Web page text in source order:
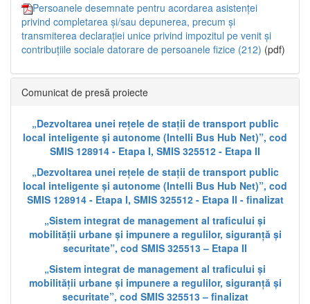
Persoanele desemnate pentru acordarea asistenței
privind completarea și/sau depunerea, precum și
transmiterea declarației unice privind impozitul pe venit și
contribuțiile sociale datorare de persoanele fizice (212) (pdf)
Comunicat de presă proiecte
„Dezvoltarea unei rețele de stații de transport public
local inteligente și autonome (Intelli Bus Hub Net)”, cod
SMIS 128914 - Etapa I, SMIS 325512 - Etapa II
„Dezvoltarea unei rețele de stații de transport public
local inteligente și autonome (Intelli Bus Hub Net)”, cod
SMIS 128914 - Etapa I, SMIS 325512 - Etapa II - finalizat
„Sistem integrat de management al traficului și
mobilității urbane și impunere a regulilor, siguranță și
securitate”, cod SMIS 325513 – Etapa II
„Sistem integrat de management al traficului și
mobilității urbane și impunere a regulilor, siguranță și
securitate”, cod SMIS 325513 – finalizat